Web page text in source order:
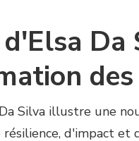
Da
Silva illustre une
d'impact et